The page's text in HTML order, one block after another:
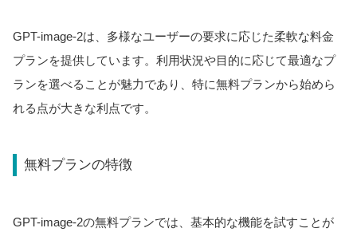
GPT-image-2は、多様なユーザーの要求に応じた柔軟な料金
プランを提供しています。利用状況や目的に応じて最適なプ
ランを選べることが魅力であり、特に無料プランから始めら
れる点が大きな利点です。
無料プランの特徴
GPT-image-2の無料プランでは、基本的な機能を試すことが